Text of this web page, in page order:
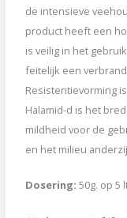
de intensieve
product heeft een
is veilig in het
feitelijk een
Resistentievorming
Halamid-d is het
mildheid voor de
en het milieu
Dosering: 50g. op 5